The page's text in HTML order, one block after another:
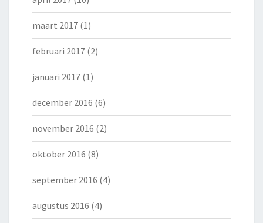
maart 2017 (1)
februari 2017 (2)
januari 2017 (1)
december 2016 (6)
november 2016 (2)
oktober 2016 (8)
september 2016 (4)
augustus 2016 (4)